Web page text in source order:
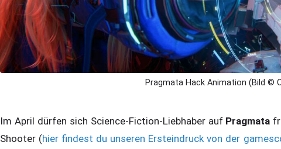
Pragmata Hack Animation (Bild ©
Im April dürfen sich Science-Fiction-Liebhaber auf Pragmata
Shooter (hier findest du unseren Ersteindruck von der